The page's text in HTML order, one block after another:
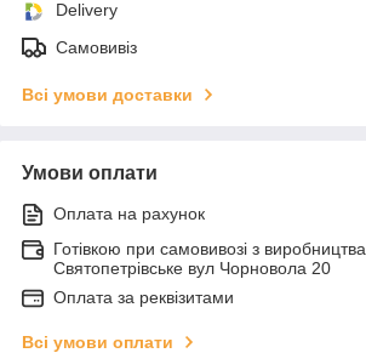
Delivery
Самовивіз
Всі умови доставки
Умови оплати
Оплата на рахунок
Готівкою при самовивозі з
Святопетрівське вул Чорновола 20
Оплата за реквізитами
Всі умови оплати